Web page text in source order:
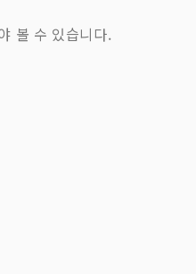
볼 수 있습니다.